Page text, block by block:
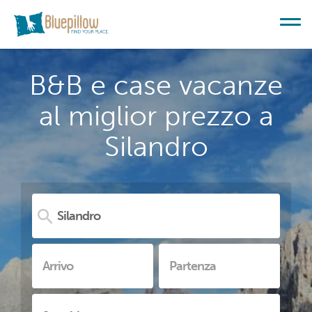
B&B e case vacanze
al miglior prezzo a
Silandro